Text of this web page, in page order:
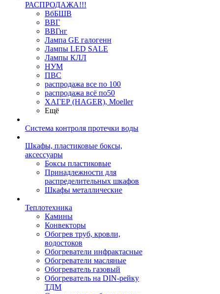
РАСПРОДАЖА!!!
ВбБШВ
ВВГ
ВВГнг
Лампа GE галогенн
Лампы LED SALE
Лампы КЛЛ
НУМ
ПВС
распродажа все по 100
распродажа всё по50
ХАГЕР (HAGER), Moeller
Ещё
Система контроля протечки воды
Шкафы, пластиковые боксы,
аксессуары
Боксы пластиковые
Принадлежности для
распределительных шкафов
Шкафы металлические
Теплотехника
Камины
Конвекторы
Обогрев труб, кровли,
водостоков
Обогреватели инфрактасные
Обогреватели масляные
Обогреватель газовый
Обогреватель на DIN-рейку
ТДМ